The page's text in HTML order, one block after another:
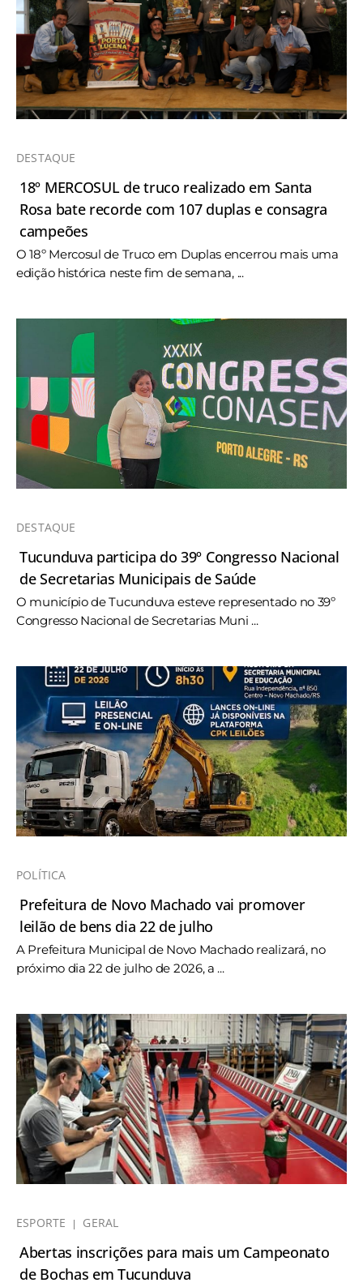
DESTAQUE
18º MERCOSUL de truco realizado em Santa
Rosa bate recorde com 107 duplas e consagra
campeões
O 18º Mercosul de Truco em Duplas encerrou mais uma
edição histórica neste fim de semana, ...
DESTAQUE
Tucunduva participa do 39º Congresso Nacional
de Secretarias Municipais de Saúde
O município de Tucunduva esteve representado no 39º
Congresso Nacional de Secretarias Muni ...
POLÍTICA
Prefeitura de Novo Machado vai promover
leilão de bens dia 22 de julho
A Prefeitura Municipal de Novo Machado realizará, no
próximo dia 22 de julho de 2026, a ...
ESPORTE GERAL
Abertas inscrições para mais um Campeonato
de Bochas em Tucunduva